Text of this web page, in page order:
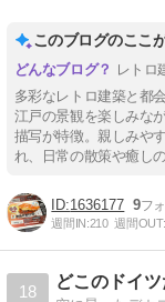
このブログのここ
レトロ
多彩なレトロ建築と都
江戸の景観を楽しみな
描写が特徴。親しみや
れ、日常の散策や癒し
1636177 9
週間IN:210 週間OUT:
18
どこのドイ